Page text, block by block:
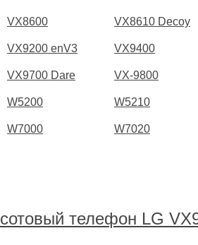
VX8600 VX8610 Decoy
VX9200 enV3 VX9400
VX9700 Dare VX-9800
W5200 W5210
W7000 W7020
сотовый телефон LG